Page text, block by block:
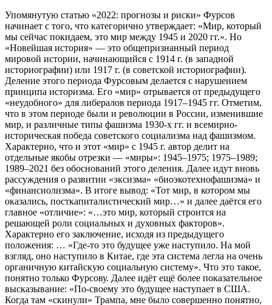
Упомянутую статью «2022: прогнозы и риски» Фурсов
начинает с того, что категорично утверждает: «Мир, который
мы сейчас покидаем, это мир между 1945 и 2020 гг.». Но
«Новейшая история» — это общепризнанный период
мировой истории, начинающийся с 1914 г. (в западной
историографии) или 1917 г. (в советской историографии).
Деление этого периода Фурсовым делается с нарушением
принципа историзма. Его «мир» отрывается от предыдущего
«неудобного» для либералов периода 1917–1945 гг. Отметим,
что в этом периоде были и революции в России, изменившие
мир, и различные типы фашизма 1930-х гг. и всемирно-
историческая победа советского социализма над фашизмом.
Характерно, что и этот «мир» с 1945 г. автор делит на
отдельные якобы отрезки — «миры»: 1945–1975; 1975–1989;
1989–2021 без обоснований этого деления. Далее идут вновь
рассуждения о развитии «эксизма» «биоэкотехнофашизма» и
«финансиолизма». В итоге вывод: «Тот мир, в котором мы
оказались, посткапиталистический мир…» и далее даётся его
главное «отличие»: «…это мир, который строится на
решающей роли социальных и духовных факторов».
Характерно его заключение, исходя из предыдущего
положения: … «Где-то это будущее уже наступило. На мой
взгляд, оно наступило в Китае, где эта система легла на очень
органичную китайскую социальную систему». Что это такое,
понятно только Фурсову. Далее идёт ещё более показательное
высказывание: «По-своему это будущее наступает в США.
Когда там «скинули» Трампа, мне было совершенно понятно,